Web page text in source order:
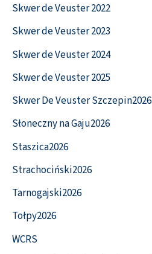
Skwer de Veuster 2022
Skwer de Veuster 2023
Skwer de Veuster 2024
Skwer de Veuster 2025
Skwer De Veuster Szczepin2026
Słoneczny na Gaju2026
Staszica2026
Strachociński2026
Tarnogajski2026
Tołpy2026
WCRS